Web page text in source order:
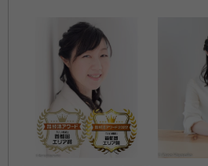
相続・後見・家族信託のセミナー講師
応いたします！ ２０名以上の相続人が
相続人がいるケース等遺産分割協議
してきました。円満相続の秘訣、相続
するあらゆることを分かりやすくアドバ
資格等：行政書士